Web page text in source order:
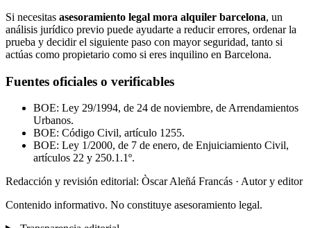
Si necesitas asesoramiento legal mora alquiler barcelona, un
análisis jurídico previo puede ayudarte a reducir errores, ordenar la
prueba y decidir el siguiente paso con mayor seguridad, tanto si
actúas como propietario como si eres inquilino en Barcelona.
Fuentes oficiales o verificables
BOE: Ley 29/1994, de 24 de noviembre, de Arrendamientos
Urbanos.
BOE: Código Civil, artículo 1255.
BOE: Ley 1/2000, de 7 de enero, de Enjuiciamiento Civil,
artículos 22 y 250.1.1º.
Redacción y revisión editorial: Òscar Aleñá Francás · Autor y editor
Contenido informativo. No constituye asesoramiento legal.